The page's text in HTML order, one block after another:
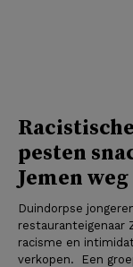
pesten
Jemen weg
Duindorpse
restauranteigenaar
racisme en
verkopen.